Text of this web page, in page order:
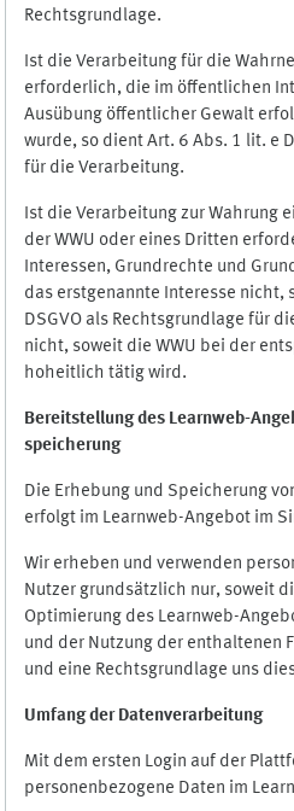
Rechtsgrundlage.
Ist die Verarbeitung für die
erforderlich, die im öffentlichen
Ausübung öffentlicher Gewalt
wurde, so dient Art. 6 Abs. 1 lit. e
für die Verarbeitung.
Ist die Verarbeitung zur Wahrung
der WWU oder eines Dritten
Interessen, Grundrechte und
das erstgenannte Interesse nicht,
DSGVO als Rechtsgrundlage für
nicht, soweit die WWU bei der
hoheitlich tätig wird.
Bereitstellung des Learnweb-
speicherung
Die Erhebung und Speicherung
erfolgt im Learnweb-Angebot im
Wir erheben und verwenden
Nutzer grundsätzlich nur, soweit
Optimierung des Learnweb-
und der Nutzung der enthaltenen
und eine Rechtsgrundlage uns
Umfang der Datenverarbeitung
Mit dem ersten Login auf der
personenbezogene Daten im